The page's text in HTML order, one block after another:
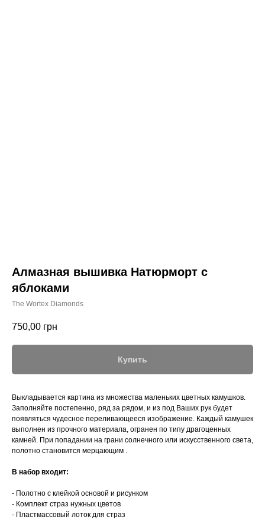
Алмазная вышивка Натюрморт с
яблоками
The Wortex Diamonds
750,00 грн
Купить
Выкладывается картина из множества маленьких цветных камушков.
Заполняйте постепенно, ряд за рядом, и из под Ваших рук будет
появляться чудесное переливающееся изображение. Каждый камушек
выполнен из прочного материала, огранен по типу драгоценных
камней. При попадании на грани солнечного или искусственного света,
полотно становится мерцающим .
В набор входит:
- Полотно с клейкой основой и рисунком
- Комплект страз нужных цветов
- Пластмассовый лоток для страз